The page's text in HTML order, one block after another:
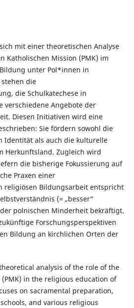
mit einer theoretischen Analyse
Katholischen Mission (PMK) im
unter Pol*innen in
stehen die
die Schulkatechese in
verschiedene Angebote der
Diesen Initiativen wird eine
Sie fördern sowohl die
Identität als auch die kulturelle
Herkunftsland. Zugleich wird
die bisherige Fokussierung auf
Praxen einer
religiösen Bildungsarbeit entspricht
(= „besser“
polnischen Minderheit bekräftigt.
Forschungsperspektiven
Bildung an kirchlichen Orten der
analysis of the role of the
in the religious education of
on sacramental preparation,
and various religious